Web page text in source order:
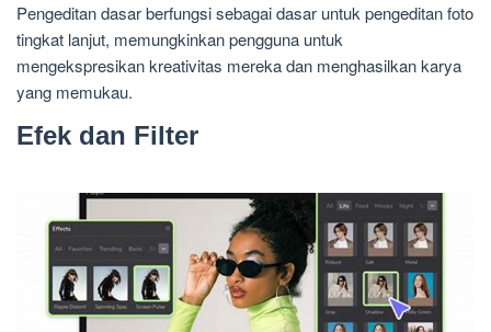
Pengeditan dasar berfungsi sebagai dasar untuk pengeditan foto
tingkat lanjut, memungkinkan pengguna untuk
mengekspresikan kreativitas mereka dan menghasilkan karya
yang memukau.
Efek dan Filter